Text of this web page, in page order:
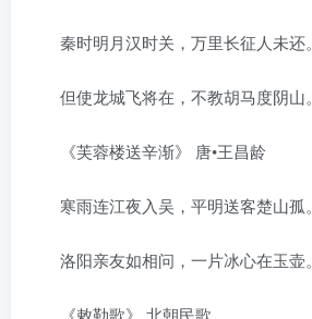
秦时明月汉时关，万里长征人未还。
但使龙城飞将在，不教胡马度阴山。
《芙蓉楼送辛渐》 唐•王昌龄
寒雨连江夜入吴，平明送客楚山孤。
洛阳亲友如相问，一片冰心在玉壶。
《敕勒歌》 北朝民歌